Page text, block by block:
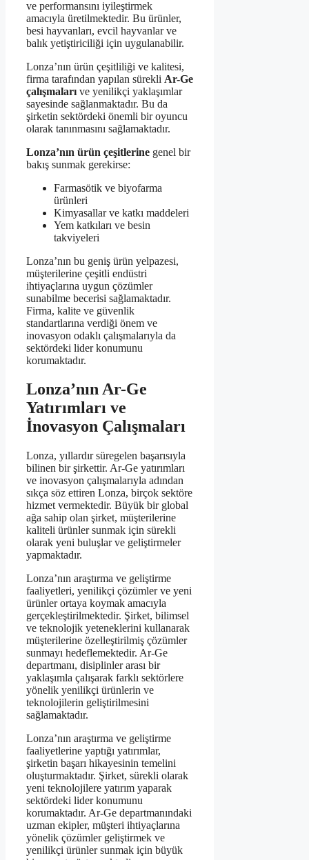
ve performansını iyileştirmek
amacıyla üretilmektedir. Bu ürünler,
besi hayvanları, evcil hayvanlar ve
balık yetiştiriciliği için uygulanabilir.
Lonza’nın ürün çeşitliliği ve kalitesi,
firma tarafından yapılan sürekli Ar-Ge
çalışmaları ve yenilikçi yaklaşımlar
sayesinde sağlanmaktadır. Bu da
şirketin sektördeki önemli bir oyuncu
olarak tanınmasını sağlamaktadır.
Lonza’nın ürün çeşitlerine genel bir
bakış sunmak gerekirse:
Farmasötik ve biyofarma
ürünleri
Kimyasallar ve katkı maddeleri
Yem katkıları ve besin
takviyeleri
Lonza’nın bu geniş ürün yelpazesi,
müşterilerine çeşitli endüstri
ihtiyaçlarına uygun çözümler
sunabilme becerisi sağlamaktadır.
Firma, kalite ve güvenlik
standartlarına verdiği önem ve
inovasyon odaklı çalışmalarıyla da
sektördeki lider konumunu
korumaktadır.
Lonza’nın Ar-Ge
Yatırımları ve
İnovasyon Çalışmaları
Lonza, yıllardır süregelen başarısıyla
bilinen bir şirkettir. Ar-Ge yatırımları
ve inovasyon çalışmalarıyla adından
sıkça söz ettiren Lonza, birçok sektöre
hizmet vermektedir. Büyük bir global
ağa sahip olan şirket, müşterilerine
kaliteli ürünler sunmak için sürekli
olarak yeni buluşlar ve geliştirmeler
yapmaktadır.
Lonza’nın araştırma ve geliştirme
faaliyetleri, yenilikçi çözümler ve yeni
ürünler ortaya koymak amacıyla
gerçekleştirilmektedir. Şirket, bilimsel
ve teknolojik yeteneklerini kullanarak
müşterilerine özelleştirilmiş çözümler
sunmayı hedeflemektedir. Ar-Ge
departmanı, disiplinler arası bir
yaklaşımla çalışarak farklı sektörlere
yönelik yenilikçi ürünlerin ve
teknolojilerin geliştirilmesini
sağlamaktadır.
Lonza’nın araştırma ve geliştirme
faaliyetlerine yaptığı yatırımlar,
şirketin başarı hikayesinin temelini
oluşturmaktadır. Şirket, sürekli olarak
yeni teknolojilere yatırım yaparak
sektördeki lider konumunu
korumaktadır. Ar-Ge departmanındaki
uzman ekipler, müşteri ihtiyaçlarına
yönelik çözümler geliştirmek ve
yenilikçi ürünler sunmak için büyük